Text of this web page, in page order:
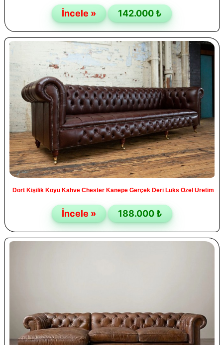
İncele » 142.000 ₺
Dört Kişilik Koyu Kahve Chester Kanepe Gerçek Deri Lüks Özel Üretim
İncele » 188.000 ₺